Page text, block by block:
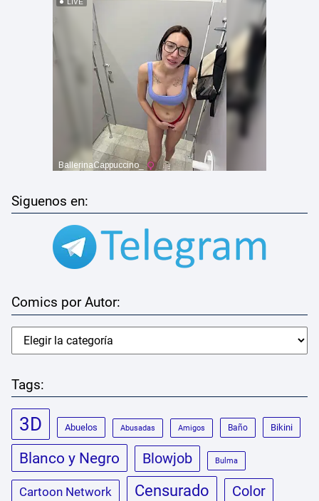
Siguenos en:
Comics por Autor:
Tags:
3D Abuelos Abusadas Amigos Baño Bikini
Blanco y Negro Blowjob Bulma
Cartoon Network Censurado Color